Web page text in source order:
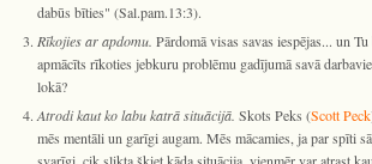
dabūs bīties" (Sal.pam.13:3).
Rīkojies ar apdomu. Pārdomā visas savas iespējas... un
apmācīts rīkoties jebkuru problēmu gadījumā savā
lokā?
Atrodi kaut ko labu katrā situācijā. Skots Peks (Scott Peck
mēs mentāli un garīgi augam. Mēs mācamies, ja par spīti